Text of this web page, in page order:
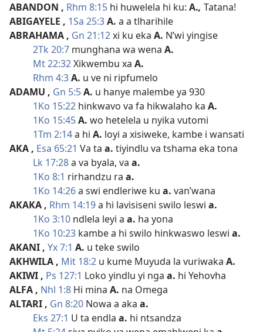
ABANDON , Rhm 8:15 hi huwelela hi ku: A., Tatana!
ABIGAYELE , 1Sa 25:3A. a a tlharihile
ABRAHAMA , Gn 21:12xi ku eka A. N’wi yingise
2Tk 20:7 munghana wa wena A.
Mt 22:32Xikwembu xa A.
Rhm 4:3A. u ve ni ripfumelo
ADAMU , Gn 5:5A. u hanye malembe ya 930
1Ko 15:22 hinkwavo va fa hikwalaho ka A.
1Ko 15:45A. wo hetelela u nyika vutomi
1Tm 2:14a hi A. loyi a xisiweke, kambe i wansati
AKA , Esa 65:21 Va ta a. tiyindlu va tshama eka tona
Lk 17:28a va byala, va a.
1Ko 8:1 rirhandzu ra a.
1Ko 14:26a swi endleriwe ku a. van’wana
AKAKA , Rhm 14:19a hi lavisiseni swilo leswi a.
1Ko 3:10 ndlela leyi a a. ha yona
1Ko 10:23 kambe a hi swilo hinkwaswo leswi a.
AKANI , Yx 7:1 A. u teke swilo
AKHWILA , Mit 18:2 u kume Muyuda la vuriwaka A.
AKIWI , Ps 127:1 Loko yindlu yi nga a. hi Yehovha
ALFA , Nhl 1:8 Hi mina A. na Omega
ALTARI , Gn 8:20 Nowa a aka a.
Eks 27:1 U ta endla a. hi ntsandza